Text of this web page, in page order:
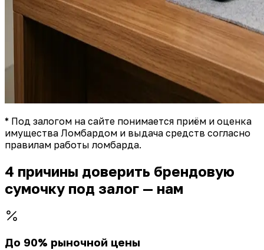
* Под залогом на сайте понимается приём и оценка
имущества Ломбардом и выдача средств согласно
правилам работы ломбарда.
4 причины доверить брендовую
сумочку под залог — нам
До 90% рыночной цены